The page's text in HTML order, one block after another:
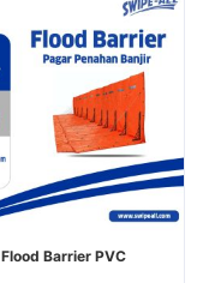
Flood Barrier PVC